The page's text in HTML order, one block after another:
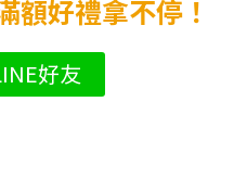
額好禮拿不停！
好友